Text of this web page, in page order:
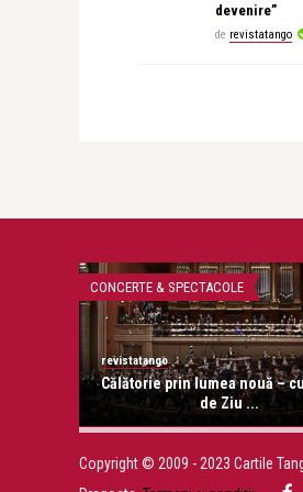
devenire”
de revistatango
CONCERTE & SPECTACOLE
revistatango
Călătorie prin lumea nouă –
de Ziu ...
Copyright © 2009 - 2023 Cartile